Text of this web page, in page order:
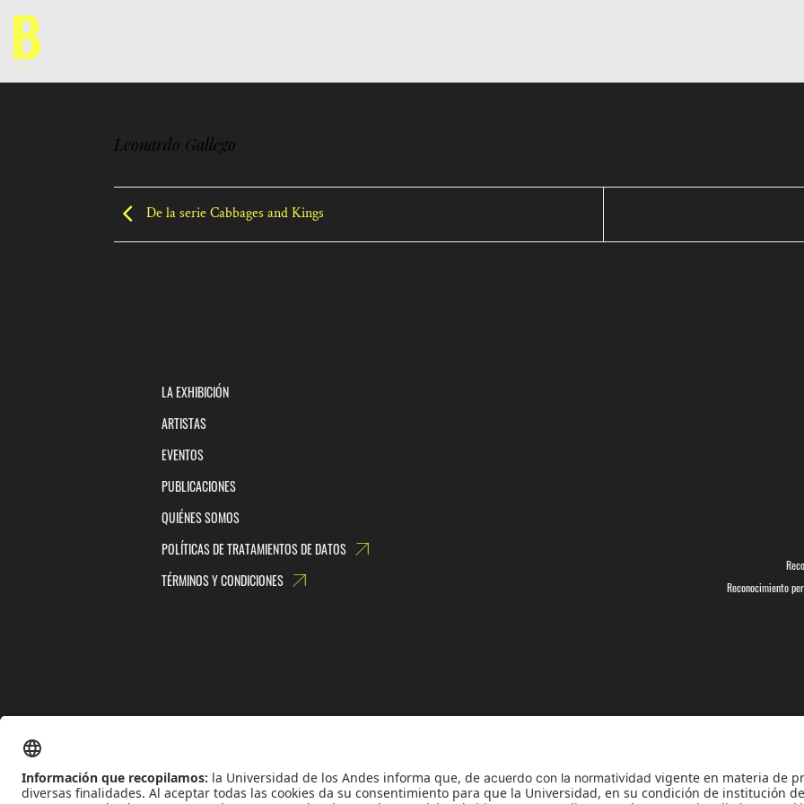
contenido
Leonardo Gallego
De la serie Cabbages and Kings
LA EXHIBICIÓN
ARTISTAS
EVENTOS
PUBLICACIONES
QUIÉNES SOMOS
POLÍTICAS DE TRATAMIENTOS DE DATOS
TÉRMINOS Y CONDICIONES
Reconocimiento